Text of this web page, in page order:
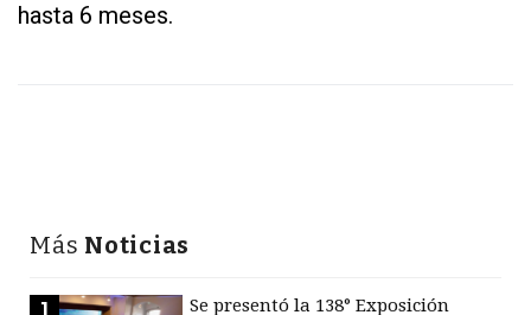
hasta 6 meses.
Más Noticias
1
Se presentó la 138° Exposición